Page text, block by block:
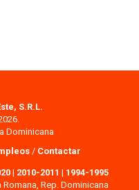
S.R.L.
Dominicana
/ Contactar
| 2010-2011 | 1994-1995
Romana, Rep. Dominicana